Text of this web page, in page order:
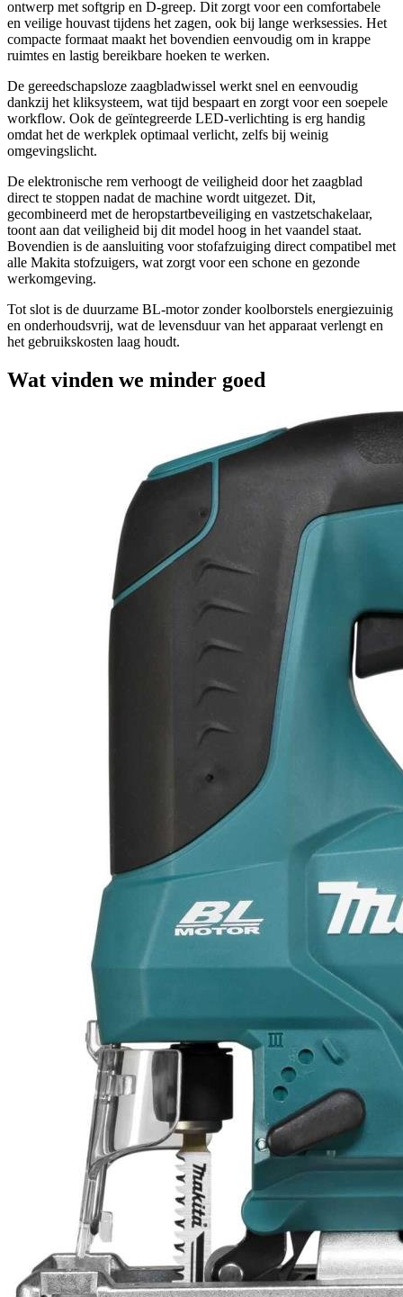
ontwerp met softgrip en D-greep. Dit zorgt voor een comfortabele
en veilige houvast tijdens het zagen, ook bij lange werksessies. Het
compacte formaat maakt het bovendien eenvoudig om in krappe
ruimtes en lastig bereikbare hoeken te werken.
De gereedschapsloze zaagbladwissel werkt snel en eenvoudig
dankzij het kliksysteem, wat tijd bespaart en zorgt voor een soepele
workflow. Ook de geïntegreerde LED-verlichting is erg handig
omdat het de werkplek optimaal verlicht, zelfs bij weinig
omgevingslicht.
De elektronische rem verhoogt de veiligheid door het zaagblad
direct te stoppen nadat de machine wordt uitgezet. Dit,
gecombineerd met de heropstartbeveiliging en vastzetschakelaar,
toont aan dat veiligheid bij dit model hoog in het vaandel staat.
Bovendien is de aansluiting voor stofafzuiging direct compatibel met
alle Makita stofzuigers, wat zorgt voor een schone en gezonde
werkomgeving.
Tot slot is de duurzame BL-motor zonder koolborstels energiezuinig
en onderhoudsvrij, wat de levensduur van het apparaat verlengt en
het gebruikskosten laag houdt.
Wat vinden we minder goed